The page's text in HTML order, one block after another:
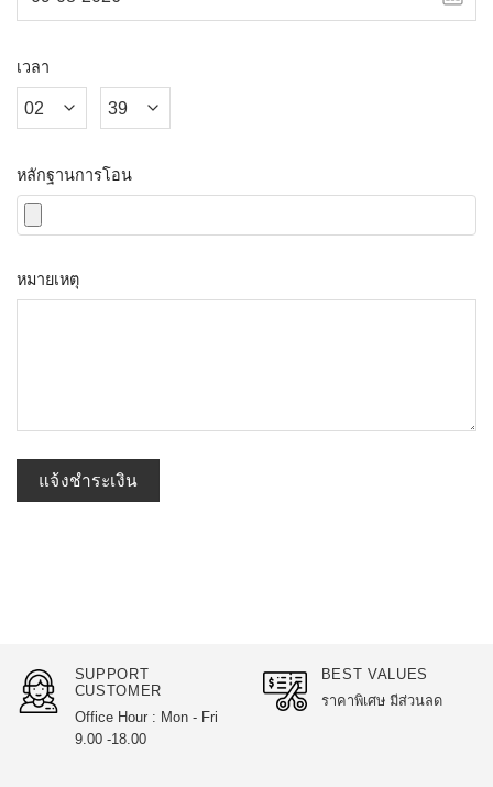
เวลา
หลักฐานการโอน
หมายเหตุ
SUPPORT
CUSTOMER
Office Hour : Mon - Fri
9.00 -18.00
BEST VALUES
ราคาพิเศษ มีส่วนลด